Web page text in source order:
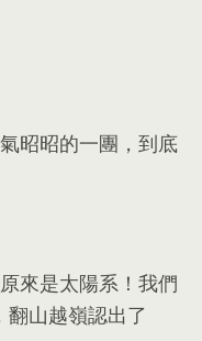
昭昭的一團 ， 到底
原來是太陽系！我們
翻山越嶺認出了